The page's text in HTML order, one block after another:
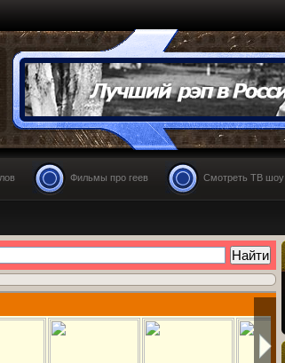
Фильмы про геев Смотреть ТВ шоу